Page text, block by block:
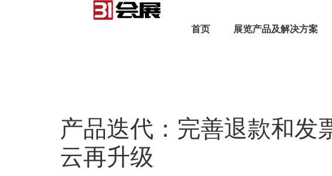
首页 展览产品及解决方案
产品迭代：完善退款和发
云再升级